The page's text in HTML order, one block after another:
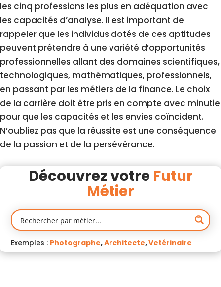
les cinq professions les plus en adéquation avec
les capacités d’analyse. Il est important de
rappeler que les individus dotés de ces aptitudes
peuvent prétendre à une variété d’opportunités
professionnelles allant des domaines scientifiques,
technologiques, mathématiques, professionnels,
en passant par les métiers de la finance. Le choix
de la carrière doit être pris en compte avec minutie
pour que les capacités et les envies coïncident.
N’oubliez pas que la réussite est une conséquence
de la passion et de la persévérance.
Découvrez votre Futur
Métier
Exemples : Photographe,Architecte,Vetérinaire